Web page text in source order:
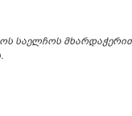
საელჩოს